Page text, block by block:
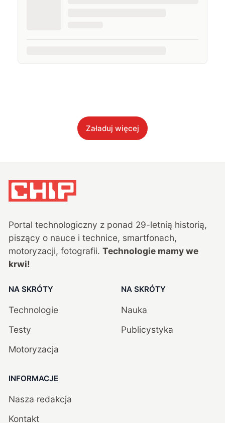
Załaduj więcej
Portal technologiczny z ponad 29-letnią historią,
piszący o nauce i technice, smartfonach,
motoryzacji, fotografii. Technologie mamy we
krwi!
NA SKRÓTY
Technologie
Testy
Motoryzacja
NA SKRÓTY
Nauka
Publicystyka
INFORMACJE
Nasza redakcja
Kontakt